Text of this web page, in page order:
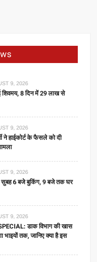
9, 2026
शिवमय, 8 दिन में 29 लाख से
9, 2026
ने हाईकोर्ट के फैसले को दी
9, 2026
सुबह 6 बजे बुकिंग, 9 बजे तक घर
9, 2026
डाक विभाग की खास
भाइयों तक, जानिए क्या है इस